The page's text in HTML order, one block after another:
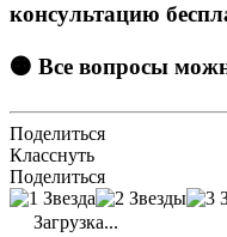
консультацию
🟠 Все вопросы
Поделиться
Класснуть
Поделиться
Загрузка...